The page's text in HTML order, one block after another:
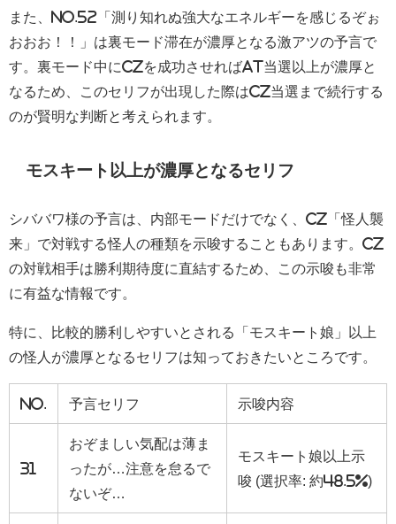
また、No.52「測り知れぬ強大なエネルギーを感じるぞぉ
おおお！！」は裏モード滞在が濃厚となる激アツの予言で
す。裏モード中にCZを成功させればAT当選以上が濃厚と
なるため、このセリフが出現した際はCZ当選まで続行する
のが賢明な判断と考えられます。
モスキート以上が濃厚となるセリフ
シババワ様の予言は、内部モードだけでなく、CZ「怪人襲
来」で対戦する怪人の種類を示唆することもあります。CZ
の対戦相手は勝利期待度に直結するため、この示唆も非常
に有益な情報です。
特に、比較的勝利しやすいとされる「モスキート娘」以上
の怪人が濃厚となるセリフは知っておきたいところです。
No. 予言セリフ 示唆内容
31
おぞましい気配は薄ま
ったが…注意を怠るで
ないぞ…
モスキート娘以上示
唆 (選択率: 約48.5%)